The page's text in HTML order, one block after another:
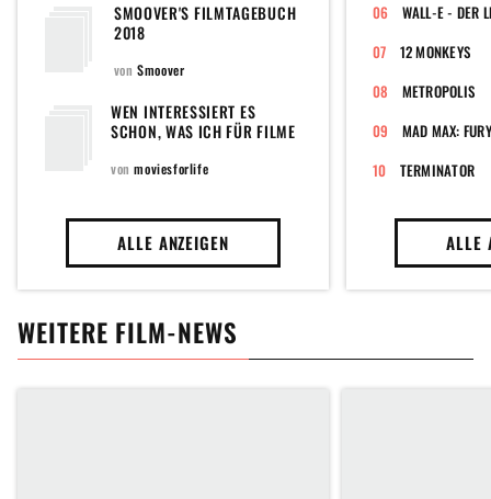
SMOOVER'S FILMTAGEBUCH
2018
vonSmoover
WEN INTERESSIERT ES
SCHON, WAS ICH FÜR FILME
2017)
vonmoviesforlife
ALLE ANZEIGEN
12 MONKEYS
METROPOLIS
MAD MAX:
TERMINATOR
ALLE
WEITERE FILM-NEWS